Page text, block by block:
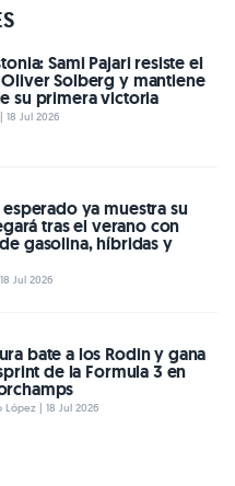
Sami Pajari resiste el
Solberg y mantiene
su primera victoria
18 Jul 2026
esperado ya muestra su
tras el verano con
gasolina, híbridas y
Jul 2026
bate a los Rodin y gana
de la Formula 3 en
López | 18 Jul 2026